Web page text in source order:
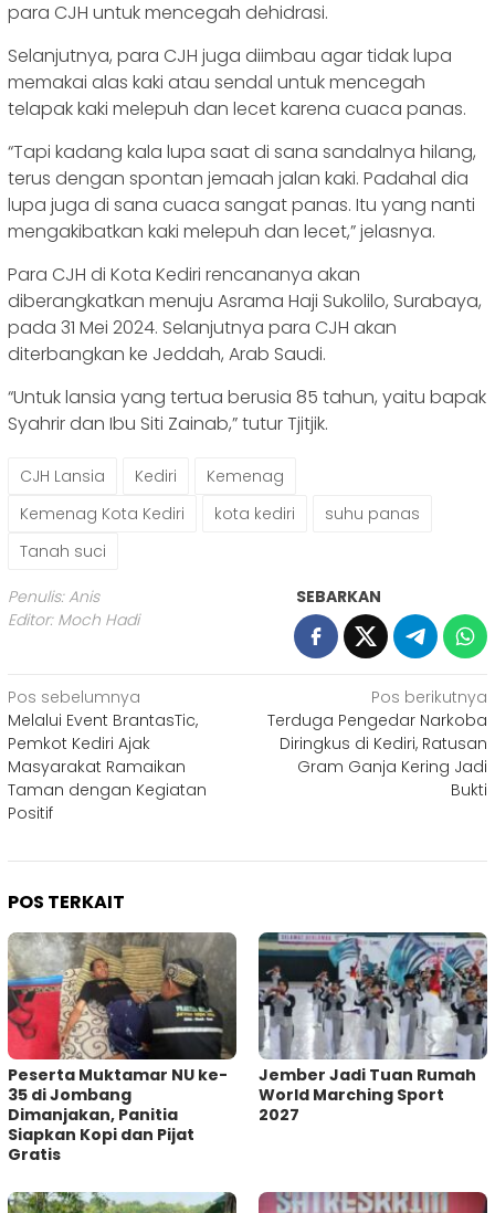
para CJH untuk mencegah dehidrasi.
Selanjutnya, para CJH juga diimbau agar tidak lupa
memakai alas kaki atau sendal untuk mencegah
telapak kaki melepuh dan lecet karena cuaca panas.
“Tapi kadang kala lupa saat di sana sandalnya hilang,
terus dengan spontan jemaah jalan kaki. Padahal dia
lupa juga di sana cuaca sangat panas. Itu yang nanti
mengakibatkan kaki melepuh dan lecet,” jelasnya.
Para CJH di Kota Kediri rencananya akan
diberangkatkan menuju Asrama Haji Sukolilo, Surabaya,
pada 31 Mei 2024. Selanjutnya para CJH akan
diterbangkan ke Jeddah, Arab Saudi.
“Untuk lansia yang tertua berusia 85 tahun, yaitu bapak
Syahrir dan Ibu Siti Zainab,” tutur Tjitjik.
CJH Lansia Kediri
Kemenag
Kemenag Kota Kediri
kota kediri
suhu panas
Tanah suci
Penulis: Anis
Editor: Moch Hadi
SEBARKAN
Navigasi
pos
Pos sebelumnya
Melalui Event BrantasTic,
Pemkot Kediri Ajak
Masyarakat Ramaikan
Taman dengan Kegiatan
Positif
Pos berikutnya
Terduga Pengedar Narkoba
Diringkus di Kediri, Ratusan
Gram Ganja Kering Jadi
Bukti
POS TERKAIT
Peserta Muktamar NU ke-
35 di Jombang
Dimanjakan, Panitia
Siapkan Kopi dan Pijat
Gratis
Jember Jadi Tuan Rumah
World Marching Sport
2027